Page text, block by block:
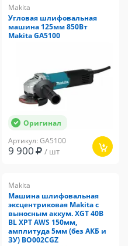
Makita
Угловая шлифовальная
машина 125мм 850Вт
Makita GA5100
Оригинал
Артикул: GA5100
9 900 / шт
Makita
Машина шлифовальная
эксцентриковая Makita с
выносным аккум. XGT 40В
BL XPT AWS 150мм,
амплитуда 5мм (без АКБ и
ЗУ) BO002CGZ